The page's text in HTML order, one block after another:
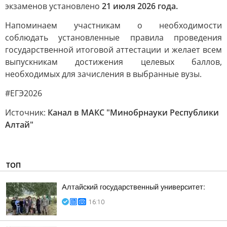
экзаменов установлено 21 июля 2026 года.
Напоминаем участникам о необходимости
соблюдать установленные правила проведения
государственной итоговой аттестации и желает всем
выпускникам достижения целевых баллов,
необходимых для зачисления в выбранные вузы.
#ЕГЭ2026
Источник: Канал в МАКС "Минобрнауки Республики
Алтай"
ТОП
Алтайский государственный университет:
16:10